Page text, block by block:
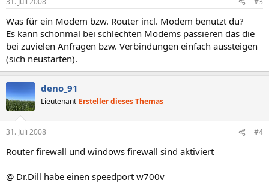
Was für ein Modem bzw. Router incl. Modem benutzt du?
Es kann schonmal bei schlechten Modems passieren das die
bei zuvielen Anfragen bzw. Verbindungen einfach aussteigen
(sich neustarten).
deno_91
Lieutenant Ersteller dieses Themas
31. Juli 2008 #4
Router firewall und windows firewall sind aktiviert
@ Dr.Dill habe einen speedport w700v